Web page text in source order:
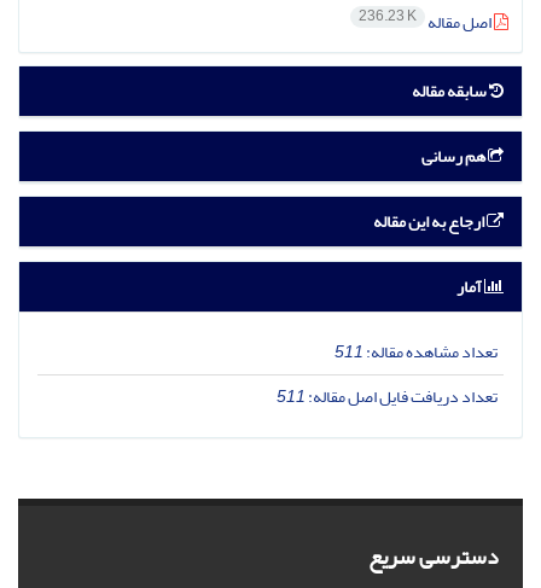
اصل مقاله 236.23 K
سابقه مقاله
هم رسانی
ارجاع به این مقاله
آمار
تعداد مشاهده مقاله:511
تعداد دریافت فایل اصل مقاله:511
دسترسی سریع